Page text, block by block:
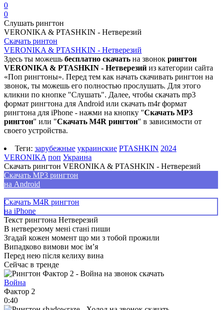
0
0
Слушать рингтон
VERONIKA & PTASHKIN - Нетверезий
Скачать ринтон
VERONIKA & PTASHKIN - Нетверезий
Здесь ты можешь бесплатно скачать на звонок рингтон
VERONIKA & PTASHKIN - Нетверезий из категории сайта
«Поп рингтоны». Перед тем как начать скачивать рингтон на
звонок, ты можешь его полностью прослушать. Для этого
кликни по кнопке "Слушать". Далее, чтобы скачать mp3
формат рингтона для Android или скачать m4r формат
рингтона для iPhone - нажми на кнопку "Скачать MP3
рингтон" или "Скачать M4R рингтон" в зависимости от
своего устройства.
Теги: зарубежные украинские PTASHKIN 2024
VERONIKA поп Украина
Скачать рингтон VERONIKA & PTASHKIN - Нетверезий
Скачать MP3 рингтон
на Android
Скачать M4R рингтон
на iPhone
Текст рингтона Нетверезий
В нетверезому мені стані пиши
Згадай кожен момент що ми з тобой прожили
Випадково вимови моє ім’я
Перед нею після келиху вина
Сейчас в тренде
Война
Фактор 2
0:40